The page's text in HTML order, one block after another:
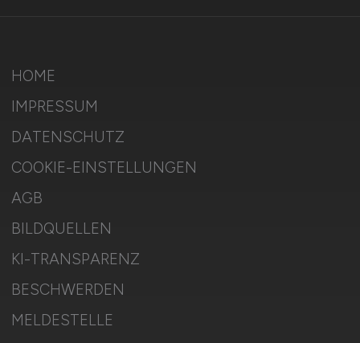
HOME
IMPRESSUM
DATENSCHUTZ
COOKIE-EINSTELLUNGEN
AGB
BILDQUELLEN
KI-TRANSPARENZ
BESCHWERDEN
MELDESTELLE